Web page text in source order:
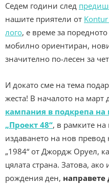
Седем години след
нашите приятели от
лого, е време за
мобилно ориентиран,
значително по-лесен за
И докато сме на тема
жеста! В началото на
кампания в подкрепа
„Проект 48“, в рамките на
издаването на нов превод
„1984“ от Джордж Оруел,
цялата страна. Затова, ако
рождения ден, направете